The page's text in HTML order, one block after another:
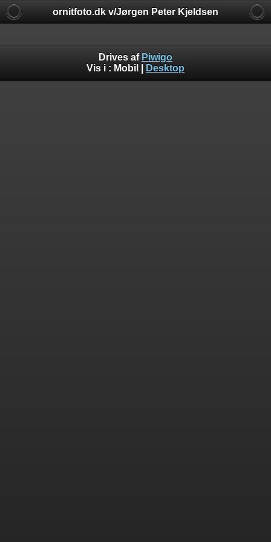
ornitfoto.dk v/Jørgen Peter Kjeldsen
Drives af Piwigo
Vis i : Mobil Desktop